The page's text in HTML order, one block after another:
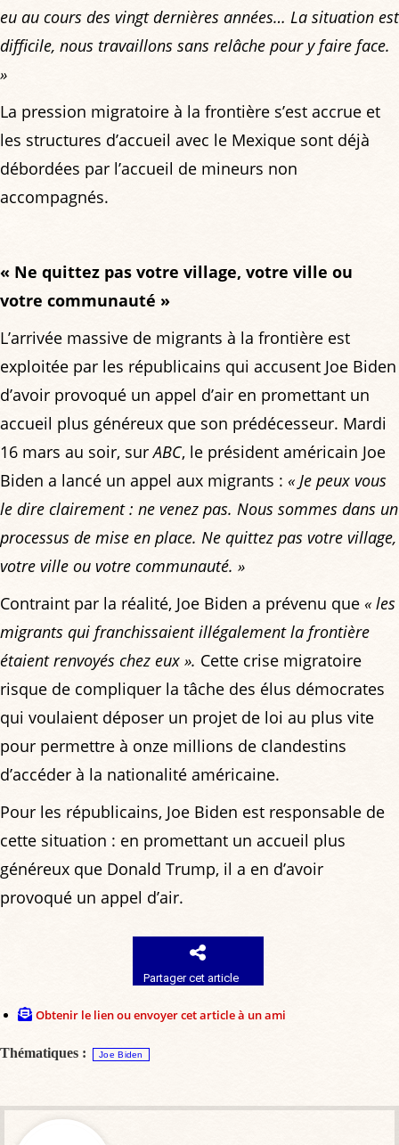
eu au cours des vingt dernières années… La situation est
difficile, nous travaillons sans relâche pour y faire face.
»
La pression migratoire à la frontière s’est accrue et
les structures d’accueil avec le Mexique sont déjà
débordées par l’accueil de mineurs non
accompagnés.
« Ne quittez pas votre village, votre ville ou
votre communauté »
L’arrivée massive de migrants à la frontière est
exploitée par les républicains qui accusent Joe Biden
d’avoir provoqué un appel d’air en promettant un
accueil plus généreux que son prédécesseur. Mardi
16 mars au soir, surABC, le président américain Joe
Biden a lancé un appel aux migrants : « Je peux vous
le dire clairement : ne venez pas. Nous sommes dans un
processus de mise en place. Ne quittez pas votre village,
votre ville ou votre communauté. »
Contraint par la réalité, Joe Biden a prévenu que « les
migrants qui franchissaient illégalement la frontière
étaient renvoyés chez eux ». Cette crise migratoire
risque de compliquer la tâche des élus démocrates
qui voulaient déposer un projet de loi au plus vite
pour permettre à onze millions de clandestins
d’accéder à la nationalité américaine.
Pour les républicains, Joe Biden est responsable de
cette situation : en promettant un accueil plus
généreux que Donald Trump, il a en d’avoir
provoqué un appel d’air.
Partager cet article
Obtenir le lien ou envoyer cet article à un ami
Thématiques : Joe Biden